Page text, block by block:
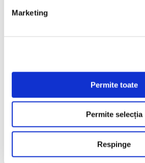
Marketing
Permite toate
Permite selecția
Respinge